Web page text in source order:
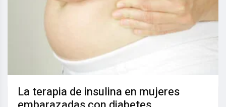
La terapia de insulina en mujeres